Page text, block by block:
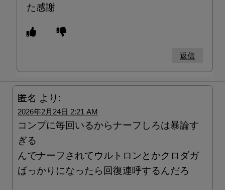
た感謝
返信
匿名 より:
2026年2月24日 2:21 AM
コンプに毎回いるからナーフしろは暴論す
ぎる
んでナーフされてウルトロンとかクロダガ
ばっかりになったら回復連呼するんだろ